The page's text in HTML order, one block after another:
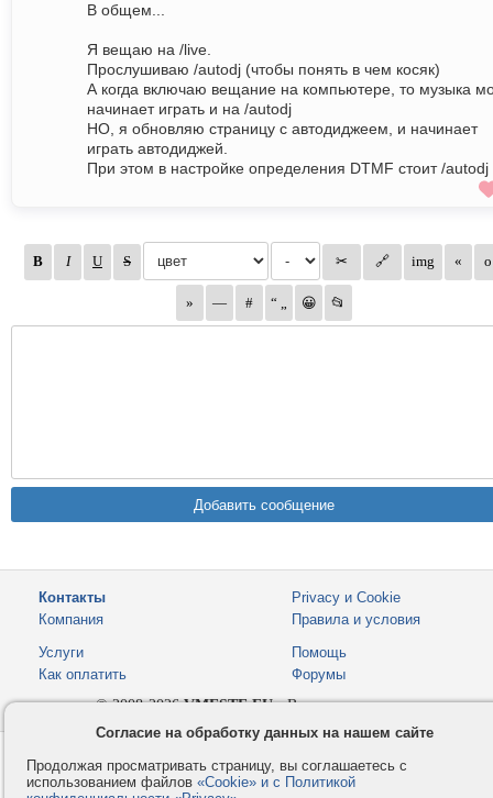
В общем...
Я вещаю на /live.
Прослушиваю /autodj (чтобы понять в чем косяк)
А когда включаю вещание на компьютере, то музыка
начинает играть и на /autodj
НО, я обновляю страницу с автодиджеем, и начинает
играть автодиджей.
При этом в настройке определения DTMF стоит /autodj
Контакты
Компания
Privacy и Cookie
Правила и условия
Услуги
Как оплатить
Помощь
Форумы
© 2008-2026VMESTE.EU- Все права защищены.
Согласие на обработку данных на нашем сайте
Продолжая просматривать страницу, вы соглашаетесь с
использованием файлов «Cookie» и с Политикой